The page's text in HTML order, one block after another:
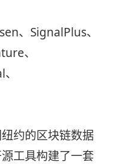
、SignalPlus、
、
约的区块链数据
工具构建了一套